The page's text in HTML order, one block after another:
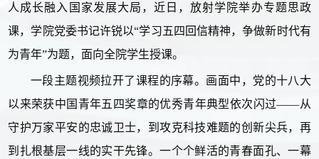
人成长融入国家发展大局，近日，放射学院举办专题思政
课，学院党委书记许锐以“学习五四回信精神，争做新时代有
为青年”为题，面向全院学生授课。
一段主题视频拉开了课程的序幕。画面中，党的十八大
以来荣获中国青年五四奖章的优秀青年典型依次闪过——从
守护万家平安的忠诚卫士，到攻克科技难题的创新尖兵，再
到扎根基层一线的实干先锋。一个个鲜活的青春面孔、一幕